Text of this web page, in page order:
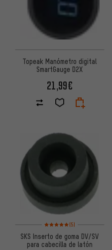
Topeak Manómetro digital
SmartGauge D2X
21,99€
Valoración media: 5 de 5
(5)
SKS Inserto de goma DV/SV
para cabecilla de latón